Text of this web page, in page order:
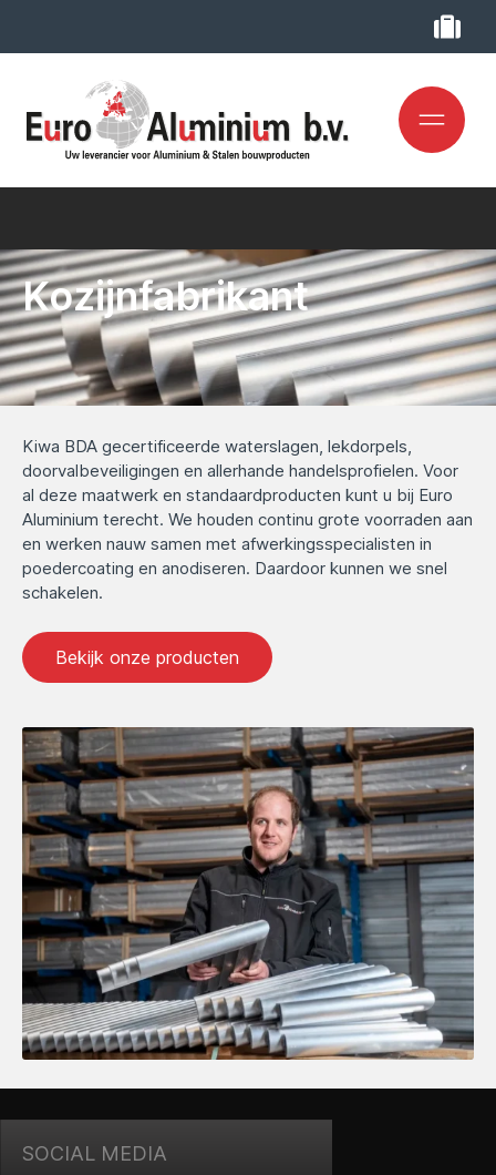
Kozijnfabrikant
Kiwa BDA gecertificeerde waterslagen, lekdorpels,
doorvalbeveiligingen en allerhande handelsprofielen. Voor
al deze maatwerk en standaardproducten kunt u bij Euro
Aluminium terecht. We houden continu grote voorraden aan
en werken nauw samen met afwerkingsspecialisten in
poedercoating en anodiseren. Daardoor kunnen we snel
schakelen.
Bekijk onze producten
SOCIAL MEDIA